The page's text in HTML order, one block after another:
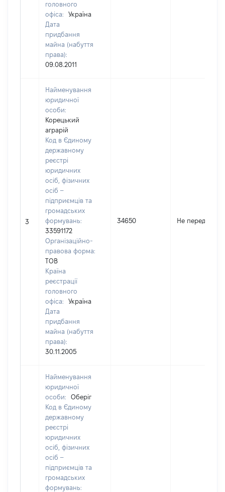
головного
офіса:
Україна
Дата
придбання
майна (набуття
права):
09.08.2011
3
Найменування
юридичної
особи:
Корецький
аграрій
Код в Єдиному
державному
реєстрі
юридичних
осіб, фізичних
осіб –
підприємців та
громадських
формувань:
33591172
Організаційно-
правова форма:
ТОВ
Країна
реєстрації
головного
офіса:
Україна
Дата
придбання
майна (набуття
права):
30.11.2005
34650 Не передано
Найменування
юридичної
особи:
Оберіг
Код в Єдиному
державному
реєстрі
юридичних
осіб, фізичних
осіб –
підприємців та
громадських
формувань: